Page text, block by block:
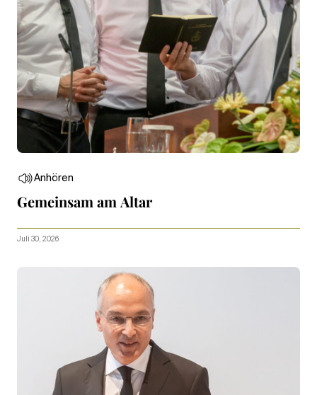
Anhören
Gemeinsam am Altar
Juli 30, 2026